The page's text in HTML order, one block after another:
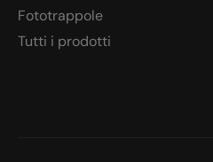
Fototrappole
Tutti i prodotti